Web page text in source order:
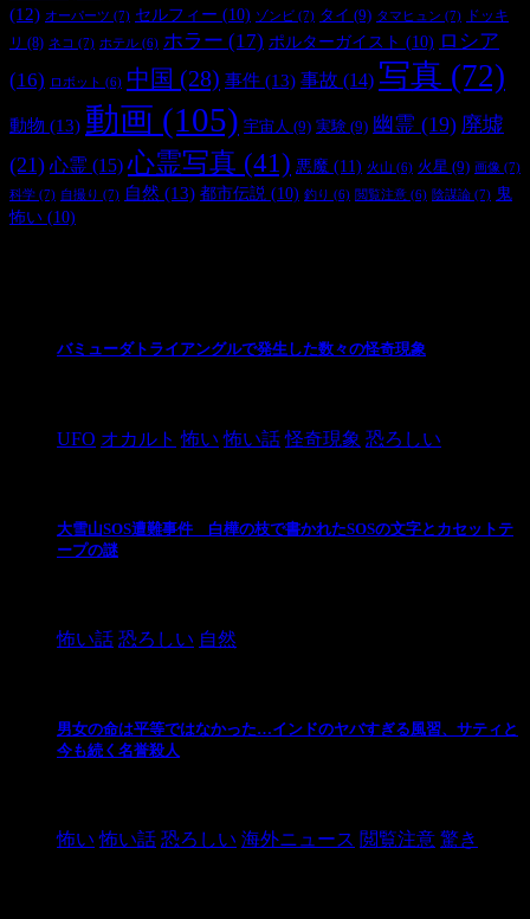
(12) オーパーツ (7) セルフィー (10) ゾンビ (7) タイ (9) タマヒュン (7)
ドッキ
リ (8) ネコ (7) ホテル (6) ホラー (17) ポルターガイスト (10) ロシア
(16)
ロボット (6) 中国 (28) 事件 (13) 事故 (14) 写真 (72)
動物 (13) 動画 (105) 宇宙人 (9) 実験 (9) 幽霊 (19) 廃墟
(21) 心霊 (15) 心霊写真 (41) 悪魔 (11) 火山 (6) 火星 (9) 画像 (7)
科学 (7) 自撮り (7) 自然 (13) 都市伝説 (10) 釣り (6) 閲覧注意 (6) 陰謀論 (7) 鬼
怖い (10)
バミューダトライアングルで発生した数々の怪奇現象
UFO オカルト 怖い 怖い話 怪奇現象 恐ろしい
大雪山SOS遭難事件 白樺の枝で書かれたSOSの文字とカセットテ
ープの謎
怖い話 恐ろしい 自然
男女の命は平等ではなかった…インドのヤバすぎる風習、サティと
今も続く名誉殺人
怖い 怖い話 恐ろしい 海外ニュース 閲覧注意 驚き